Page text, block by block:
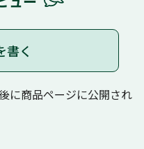
書く
に商品ページに公開され